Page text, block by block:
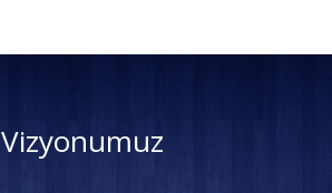
Vizyonumuz